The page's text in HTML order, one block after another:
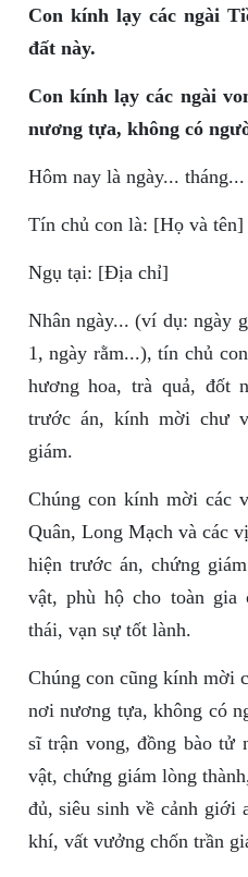
Con kính lạy các ngài
đất này.
Con kính lạy các ngài
nương tựa, không có
Hôm nay là ngày...
Tín chủ con là: [Họ và tên]
Ngụ tại: [Địa chỉ]
Nhân ngày... (ví dụ: ngày
1, ngày rằm...), tín chủ
hương hoa, trà quả, đốt
trước án, kính mời chư
giám.
Chúng con kính mời các
Quân, Long Mạch và các
hiện trước án, chứng
vật, phù hộ cho toàn gia
thái, vạn sự tốt lành.
Chúng con cũng kính mời
nơi nương tựa, không có
sĩ trận vong, đồng bào tử
vật, chứng giám lòng
đủ, siêu sinh về cảnh giới
khí, vất vưởng chốn trần